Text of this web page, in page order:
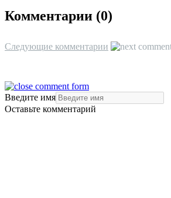
Комментарии (0)
Следующие комментарии
Введите имя
Оставьте комментарий